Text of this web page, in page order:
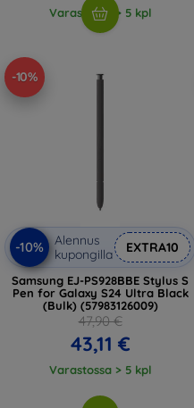
Varastossa > 5 kpl
-10%
-10%
Alennus
kupongilla
EXTRA10
Samsung EJ-PS928BBE Stylus S
Pen for Galaxy S24 Ultra Black
(Bulk) (57983126009)
47,90 €
43,11 €
Varastossa > 5 kpl